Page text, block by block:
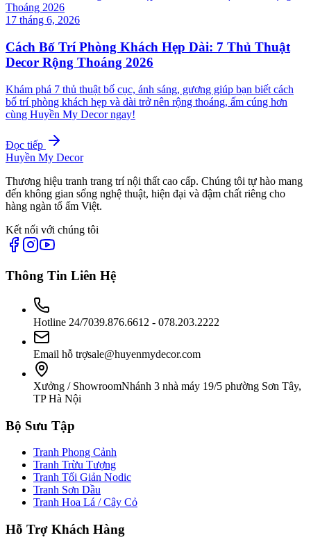
17 tháng 6, 2026
Cách Bố Trí Phòng Khách Hẹp Dài: 7 Thủ Thuật
Decor Rộng Thoáng 2026
Khám phá 7 thủ thuật bố cục, ánh sáng, gương giúp bạn biết cách
bố trí phòng khách hẹp và dài trở nên rộng thoáng, ấm cúng hơn
cùng Huyền My Decor ngay!
Đọc tiếp
Huyền My Decor
Thương hiệu tranh trang trí nội thất cao cấp. Chúng tôi tự hào mang
đến không gian sống nghệ thuật, hiện đại và đậm chất riêng cho
hàng ngàn tổ ấm Việt.
Kết nối với chúng tôi
Thông Tin Liên Hệ
Hotline 24/7039.876.6612 - 078.203.2222
Email hỗ trợsale@huyenmydecor.com
Xưởng / ShowroomNhánh 3 nhà máy 19/5 phường Sơn Tây,
TP Hà Nội
Bộ Sưu Tập
Tranh Phong Cảnh
Tranh Trừu Tượng
Tranh Tối Giản Nodic
Tranh Sơn Dầu
Tranh Hoa Lá / Cây Cỏ
Hỗ Trợ Khách Hàng